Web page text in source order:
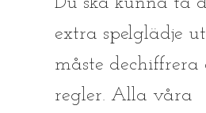
extra spelglädje
måste
regler. Alla våra